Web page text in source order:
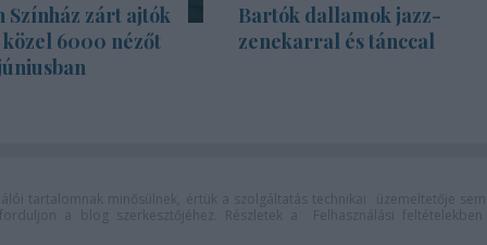
Színház zárt ajtók
6000 nézőt
Bartók dallamok jazz-
zenekarral és tánccal